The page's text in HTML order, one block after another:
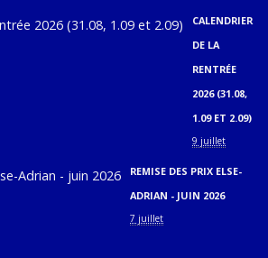
CALENDRIER
DE LA
RENTRÉE
2026 (31.08,
1.09 ET 2.09)
9 juillet
REMISE DES PRIX ELSE-
ADRIAN - JUIN 2026
7 juillet